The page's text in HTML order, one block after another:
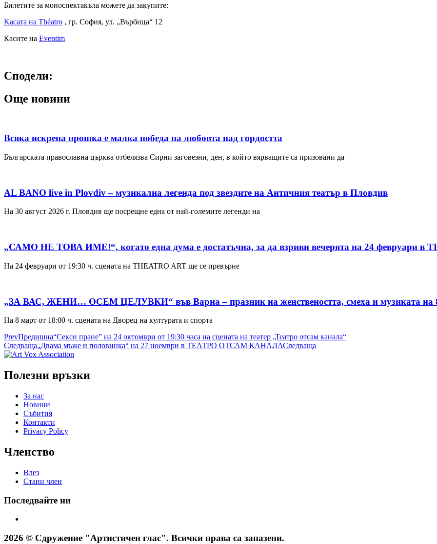
Билетите за моноспектакъла можете да закупите:
Kасата на Théatro , гр. София, ул. „Върбица“ 12
Касите на Eventim
Сподели:
Още новини
Всяка искрена прошка е малка победа на любовта над гордостта
Българската православна църква отбелязва Сирни заговезни, ден, в който вярващите са призовани да
AL BANO live in Plovdiv – музикална легенда под звездите на Античния театър в Пловдив
На 30 август 2026 г. Пловдив ще посрещне една от най-големите легенди на
„САМО НЕ ТОВА ИМЕ!“, когато една дума е достатъчна, за да взриви вечерята на 24 февруари в
На 24 февруари от 19:30 ч. сцената на THEATRO ART ще се превърне
„ЗА ВАС, ЖЕНИ… ОСЕМ ЦЕЛУВКИ“ във Варна – празник на женствеността, смеха и музиката на
На 8 март от 18:00 ч. сцената на Дворец на културата и спорта
PrevПредишна“Секси пране” на 24 октомври от 19:30 часа на сцената на театер „Театро отсам канала“
Следваща„Двама мъже и половинка“ на 27 ноември в ТЕАТРО ОТСАМ КАНАЛАСледваща
Полезни връзки
За нас
Новини
Събития
Контакти
Privacy Policy
Членство
Влез
Стани член
Последвайте ни
2026 © Сдружение "Артистичен глас". Всички права са запазени.